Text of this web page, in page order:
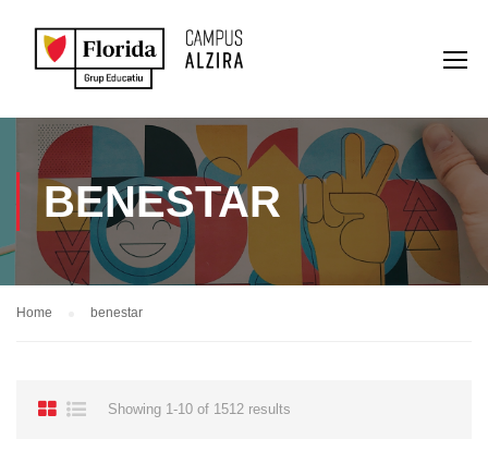
BENESTAR
Home benestar
Showing 1-10 of 1512 results